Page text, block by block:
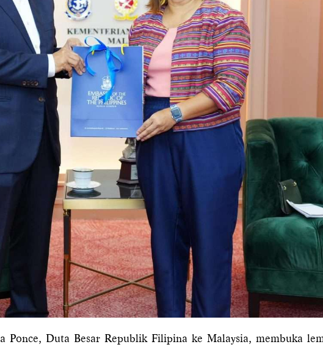
Duta Besar Republik Filipina ke Malaysia, membuka